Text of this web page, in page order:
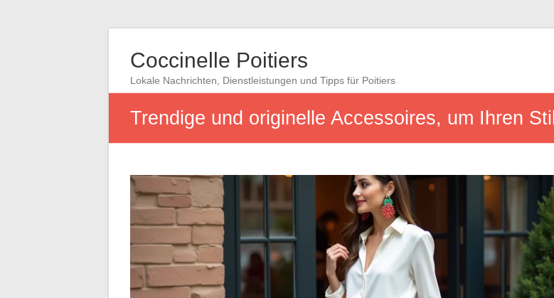
Coccinelle Poitiers
Lokale Nachrichten, Dienstleistungen und Tipps für Poitiers
Trendige und originelle Accessoires, um Ihren